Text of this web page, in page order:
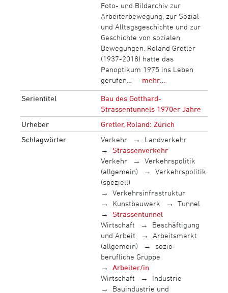
Foto- und Bildarchiv zur
Arbeiterbewegung, zur Sozial-
und Alltagsgeschichte und zur
Geschichte von sozialen
Bewegungen. Roland Gretler
(1937-2018) hatte das
Panoptikum 1975 ins Leben
gerufen… — mehr...
Serientitel
Bau des Gotthard-
Strassentunnels 1970er Jahre
Urheber
Gretler, Roland: Zürich
Schlagwörter
Verkehr
Landverkehr
Strassenverkehr
Verkehr
Verkehrspolitik
(allgemein)
Verkehrspolitik
(speziell)
Verkehrsinfrastruktur
Kunstbauwerk
Tunnel
Strassentunnel
Wirtschaft
Beschäftigung
und Arbeit
Arbeitsmarkt
(allgemein)
sozio-
berufliche Gruppe
Arbeiter/in
Wirtschaft
Industrie
Bauindustrie und